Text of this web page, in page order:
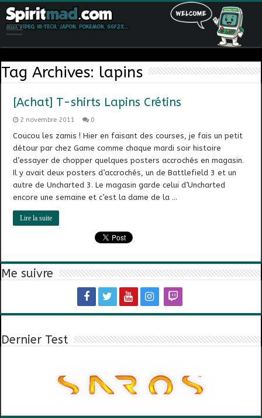
Tag Archives: lapins
[Achat] T-shirts Lapins Crétins
2 novembre 2011 0
Coucou les zamis ! Hier en faisant des courses, je fais un petit
détour par chez Game comme chaque mardi soir histoire
d’essayer de chopper quelques posters accrochés en magasin.
Il y avait deux posters d’accrochés, un de Battlefield 3 et un
autre de Uncharted 3. Le magasin garde celui d’Uncharted
encore une semaine et c’est la dame de la …
Lire la suite
Me suivre
Dernier Test